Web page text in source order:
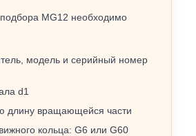
MG12 необходимо
модель и серийный номер
d1
длину вращающейся части
кольца: G6 или G60